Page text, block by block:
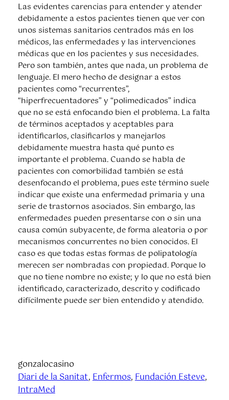
Las evidentes carencias para entender y atender
debidamente a estos pacientes tienen que ver con
unos sistemas sanitarios centrados más en los
médicos, las enfermedades y las intervenciones
médicas que en los pacientes y sus necesidades.
Pero son también, antes que nada, un problema de
lenguaje. El mero hecho de designar a estos
pacientes como “recurrentes”,
“hiperfrecuentadores” y “polimedicados” indica
que no se está enfocando bien el problema. La falta
de términos aceptados y aceptables para
identificarlos, clasificarlos y manejarlos
debidamente muestra hasta qué punto es
importante el problema. Cuando se habla de
pacientes con comorbilidad también se está
desenfocando el problema, pues este término suele
indicar que existe una enfermedad primaria y una
serie de trastornos asociados. Sin embargo, las
enfermedades pueden presentarse con o sin una
causa común subyacente, de forma aleatoria o por
mecanismos concurrentes no bien conocidos. El
caso es que todas estas formas de polipatología
merecen ser nombradas con propiedad. Porque lo
que no tiene nombre no existe; y lo que no está bien
identificado, caracterizado, descrito y codificado
difícilmente puede ser bien entendido y atendido.
gonzalocasino
Diari de la Sanitat, Enfermos, Fundación Esteve
IntraMed